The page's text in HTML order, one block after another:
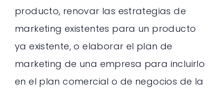
producto, renovar las estrategias de
marketing existentes para un producto
ya existente, o elaborar el plan de
marketing de una empresa para incluirlo
en el plan comercial o de negocios de la